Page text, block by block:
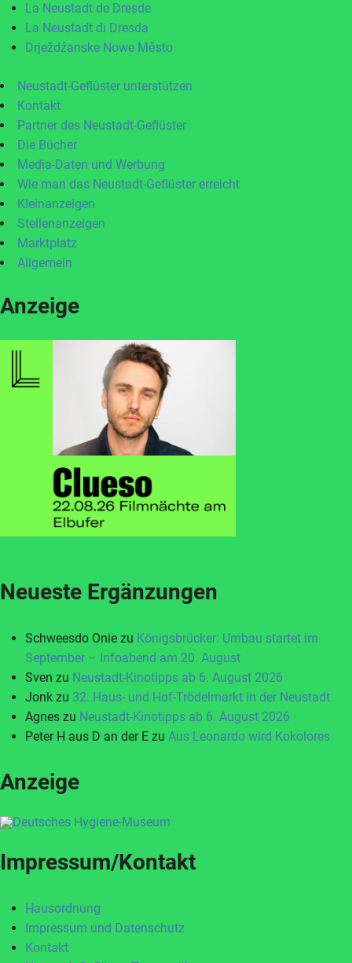
La Neustadt de Dresde
La Neustadt di Dresda
Drježdźanske Nowe Město
Neustadt-Geflüster unterstützen
Kontakt
Partner des Neustadt-Geflüster
Die Bücher
Media-Daten und Werbung
Wie man das Neustadt-Geflüster erreicht
Kleinanzeigen
Stellenanzeigen
Marktplatz
Allgemein
Anzeige
Neueste Ergänzungen
Schweesdo Onie zu Königsbrücker: Umbau startet im
September – Infoabend am 20. August
Sven zu Neustadt-Kinotipps ab 6. August 2026
Jonk zu 32. Haus- und Hof-Trödelmarkt in der Neustadt
Agnes zu Neustadt-Kinotipps ab 6. August 2026
Peter H aus D an der E zu Aus Leonardo wird Kokolores
Anzeige
Impressum/Kontakt
Hausordnung
Impressum und Datenschutz
Kontakt